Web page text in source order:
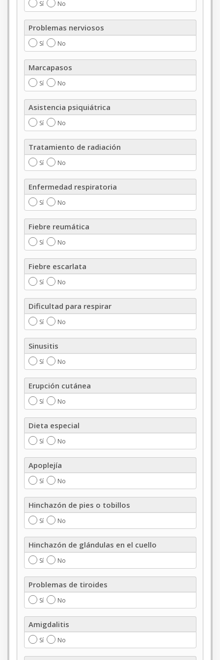
mitral
Sí No
Problemas
nerviosos
Problemas nerviosos
Sí No
Marcapasos
Marcapasos
Sí No
Asistencia
psiquiátrica
Asistencia psiquiátrica
Sí No
Tratamiento
de
radiación
Tratamiento de radiación
Sí No
Enfermedad
respiratoria
Enfermedad respiratoria
Sí No
Fiebre
reumática
Fiebre reumática
Sí No
Fiebre
escarlata
Fiebre escarlata
Sí No
Dificultad
para
respirar
Dificultad para respirar
Sí No
Sinusitis
Sinusitis
Sí No
Erupción
cutánea
Erupción cutánea
Sí No
Dieta
especial
Dieta especial
Sí No
Apoplejía
Apoplejía
Sí No
Hinchazón
de
pies
o
tobillos
Hinchazón de pies o tobillos
Sí No
Hinchazón
de
glándulas
en
el
cuello
Hinchazón de glándulas en el cuello
Sí No
Problemas
de
tiroides
Problemas de tiroides
Sí No
Amigdalitis
Amigdalitis
Sí No
Tuberculosis